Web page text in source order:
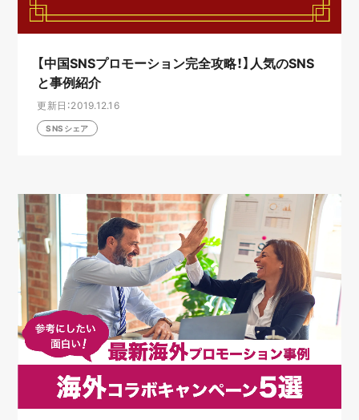
【中国SNSプロモーション完全攻略！】人気のSNS
と事例紹介
更新日：2019.12.16
SNSシェア